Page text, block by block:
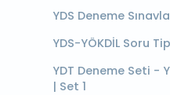
YDS Deneme
YDS-YÖKDİL Soru
YDT Deneme Seti -
| Set 1